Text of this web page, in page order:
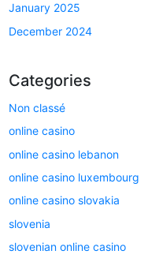
January 2025
December 2024
Categories
Non classé
online casino
online casino lebanon
online casino luxembourg
online casino slovakia
slovenia
slovenian online casino